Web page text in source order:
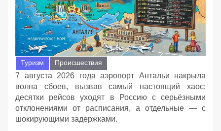
Туризм Происшествия
7 августа 2026 года аэропорт Антальи накрыла
волна сбоев, вызвав самый настоящий хаос:
десятки рейсов уходят в Россию с серьёзными
отклонениями от расписания, а отдельные — с
шокирующими задержками.